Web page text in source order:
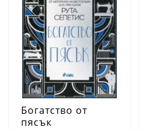
Богатство от
пясък